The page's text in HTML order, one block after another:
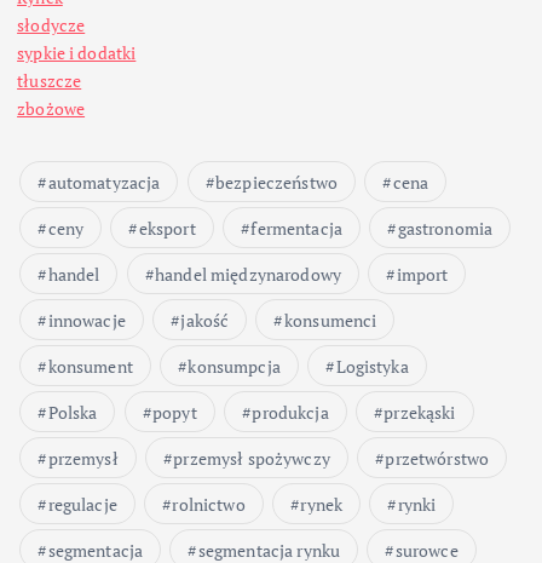
słodycze
sypkie i dodatki
tłuszcze
zbożowe
automatyzacja bezpieczeństwo
cena
ceny
eksport fermentacja
gastronomia
handel
handel międzynarodowy
import
innowacje
jakość
konsumenci
konsument
konsumpcja
Logistyka
Polska
popyt produkcja
przekąski
przemysł
przemysł spożywczy
przetwórstwo
regulacje
rolnictwo rynek
rynki
segmentacja
segmentacja rynku
surowce